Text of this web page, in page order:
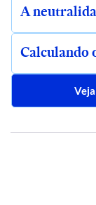
A
Calculando